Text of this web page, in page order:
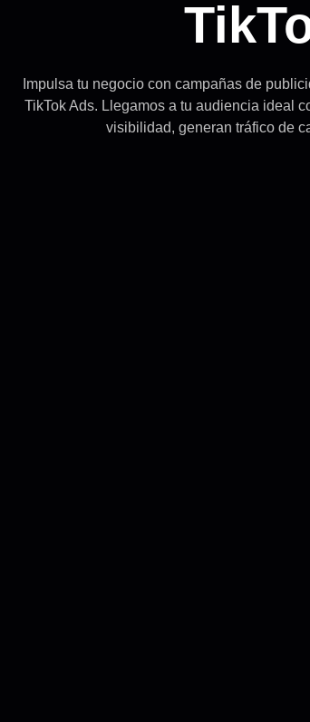
Impulsa tu negocio con campañas de
TikTok Ads. Llegamos a tu audiencia ideal
visibilidad, generan tráfico de